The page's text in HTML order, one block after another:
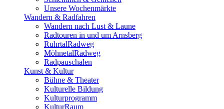
Unsere Wochenmärkte
Wandern & Radfahren
Wandern nach Lust & Laune
Radtouren in und um Arnsberg
RuhrtalRadweg
MöhnetalRadweg
Radpauschalen
Kunst & Kultur
Bühne & Theater
Kulturelle Bildung
Kulturprogramm
KulturRaum